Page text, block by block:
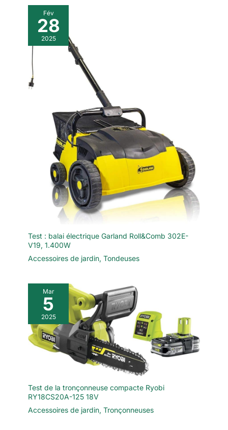
Fév
28
2025
Test : balai électrique Garland Roll&Comb 302E-
V19, 1.400W
Accessoires de jardin, Tondeuses
Mar
5
2025
Test de la tronçonneuse compacte Ryobi
RY18CS20A-125 18V
Accessoires de jardin, Tronçonneuses